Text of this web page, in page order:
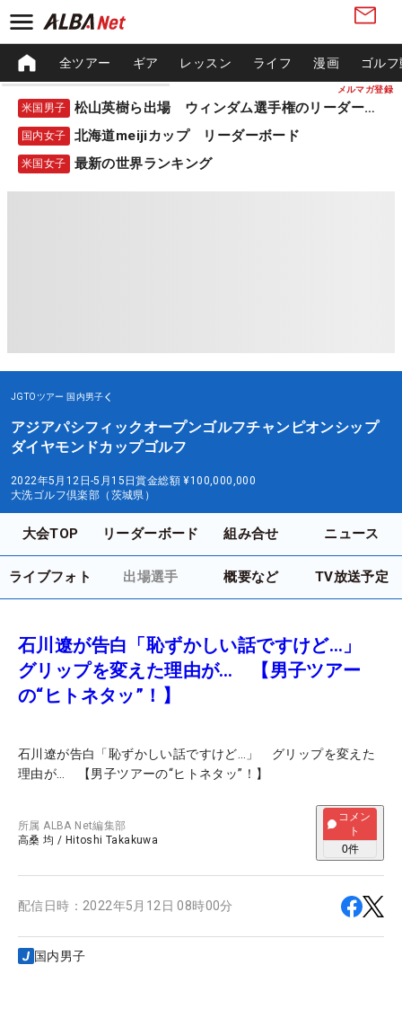
メルマガ登録
全ツアー ギア レッスン ライフ 漫画 ゴル
米国男子 松山英樹ら出場 ウィンダム選手権のリーダーボード
国内女子 北海道meijiカップ リーダーボード
米国女子 最新の世界ランキング
JGTOツアー 国内男子
アジアパシフィックオープンゴルフチャンピオンシップ
ダイヤモンドカップゴルフ
2022年5月12日-5月15日賞金総額 ¥100,000,000
大洗ゴルフ倶楽部（茨城県）
大会TOP リーダーボード 組み合せ ニュース
ライブフォト 出場選手 概要など TV放送予定
石川遼が告白「恥ずかしい話ですけど…」
グリップを変えた理由が… 【男子ツアー
の“ヒトネタッ”！】
石川遼が告白「恥ずかしい話ですけど…」 グリップを変えた
理由が… 【男子ツアーの“ヒトネタッ”！】
所属ALBA Net編集部
高桑 均 / Hitoshi Takakuwa
コメン
ト
0件
配信日時： 2022年5月12日 08時00分
国内男子